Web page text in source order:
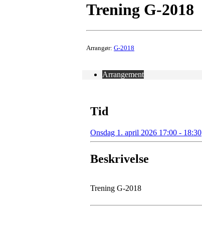
Trening G-2018
Arrangør: G-2018
Arrangement
Tid
Onsdag 1. april 2026 17:00 - 18:30
Beskrivelse
Trening G-2018